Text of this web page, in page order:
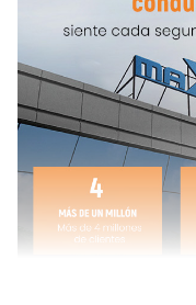
Garantía: 2 años de
- Este nuevo compresor
mercado está hecho de
- Reemplaza el
iguala la calidad
información del vehículo
- La instrucción no está